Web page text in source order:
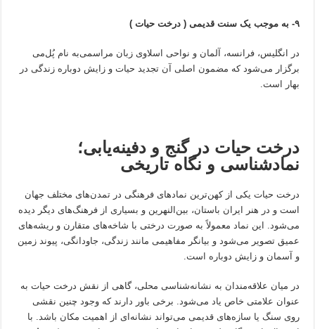
۹- به موجب یک سنت قدیمی‌ ( درخت حیات )
در انگلیس، فرانسه، آلمان و نواحی اسلاوی زبان مراسمی‌به نام پُل‌می
برگزار می‌شود که مضمون اصلی آن تجدید حیات و زایش دوباره زندگی در
بهار است.
درخت حیات در گنج و دفینه‌یابی؛
نمادشناسی و نگاه تاریخی
درخت حیات یکی از کهن‌ترین نمادهای فرهنگی در تمدن‌های مختلف جهان
است و در هنر ایران باستان، بین‌النهرین و بسیاری از فرهنگ‌های دیگر دیده
می‌شود. این نماد معمولاً به صورت درختی با شاخه‌های متقارن و ریشه‌های
عمیق تصویر می‌شود و بیانگر مفاهیمی مانند زندگی، جاودانگی، پیوند زمین
و آسمان و زایش دوباره است.
در میان علاقه‌مندان به نشانه‌شناسی محلی، گاهی از نقش درخت حیات به
عنوان علامتی خاص یاد می‌شود. برخی باور دارند که وجود چنین نقشی
روی سنگ یا سازه‌های قدیمی می‌تواند نشانه‌ای از اهمیت مکان باشد. با